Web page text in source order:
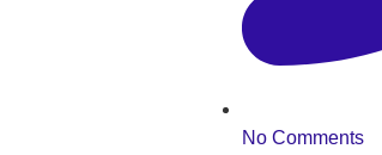
No Comments